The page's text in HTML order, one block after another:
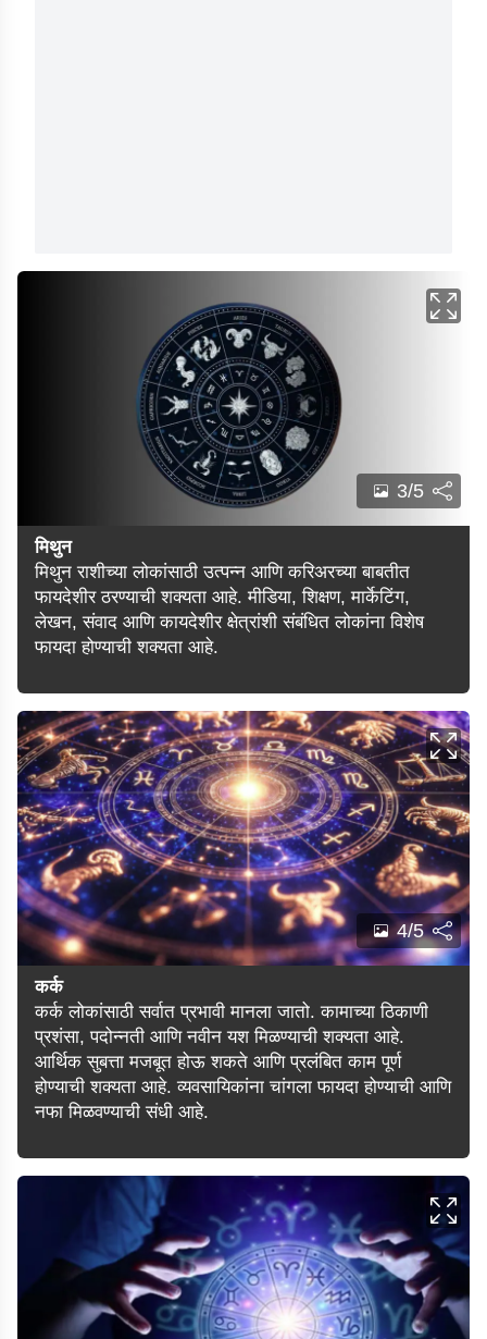
3/5
मिथुन
मिथुन राशीच्या लोकांसाठी उत्पन्न आणि करिअरच्या बाबतीत
फायदेशीर ठरण्याची शक्यता आहे. मीडिया, शिक्षण, मार्केटिंग,
लेखन, संवाद आणि कायदेशीर क्षेत्रांशी संबंधित लोकांना विशेष
फायदा होण्याची शक्यता आहे.
4/5
कर्क
कर्क लोकांसाठी सर्वात प्रभावी मानला जातो. कामाच्या ठिकाणी
प्रशंसा, पदोन्नती आणि नवीन यश मिळण्याची शक्यता आहे.
आर्थिक सुबत्ता मजबूत होऊ शकते आणि प्रलंबित काम पूर्ण
होण्याची शक्यता आहे. व्यवसायिकांना चांगला फायदा होण्याची आणि
नफा मिळवण्याची संधी आहे.